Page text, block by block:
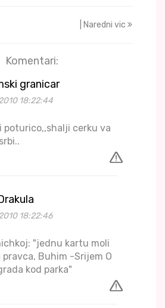
| Naredni vic
Komentari:
granicar
18:22:44
poturico,,shalji cerku va
18:22:46
"jednu kartu moli
pravca, Buhim -Srijem O
kod parka"